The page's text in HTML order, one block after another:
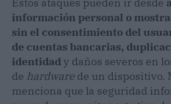
información personal o
sin el consentimiento del
de cuentas bancarias,
identidady daños severos en
de hardware de un dispositivo.
menciona que la seguridad